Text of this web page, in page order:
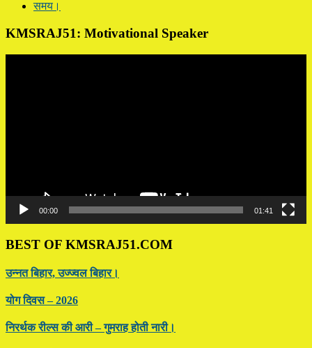
समय।
KMSRAJ51: Motivational Speaker
00:00 01:41
BEST OF KMSRAJ51.COM
उन्नत बिहार, उज्ज्वल बिहार।
योग दिवस – 2026
निरर्थक रील्स की आरी – गुमराह होती नारी।